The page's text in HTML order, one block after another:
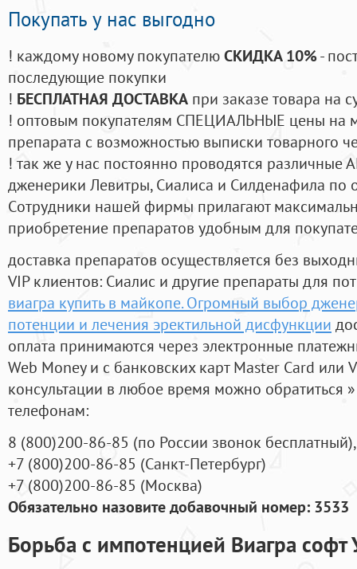
Покупать у нас выгодно
! каждому новому покупателюСКИДКА 10%-
последующие покупки
! БЕСПЛАТНАЯ ДОСТАВКА при заказе товара на
! оптовым покупателям СПЕЦИАЛЬНЫЕ цены на
препарата с возможностью выписки товарного
! так же у нас постоянно проводятся
дженерики Левитры, Сиалиса и Силденафила по
Cотрудники нашей фирмы прилагают
приобретение препаратов удобным для
доставка препаратов осуществляется без
VIP клиентов: Сиалис и другие препараты для
виагра купить в майкопе. Огромный выбор
потенции и лечения эректильной дисфункции
оплата принимаются через электронные
Web Money и с банковских карт Master Card или
консультации в любое время можно обратиться
телефонам:
8 (800)200-86-85 (по России звонок бесплатный),
+7 (800)200-86-85 (Санкт-Петербург)
+7 (800)200-86-85 (Москва)
Обязательно назовите добавочный номер: 3533
Борьба с импотенцией Виагра софт